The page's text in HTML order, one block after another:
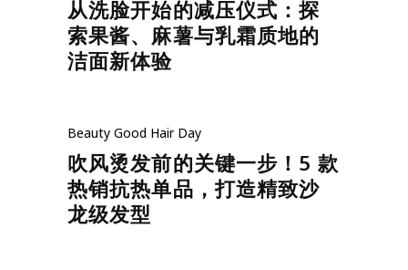
从洗脸开始的减压仪式：探
索果酱、麻薯与乳霜质地的
洁面新体验
Beauty Good Hair Day
吹风烫发前的关键一步！5 款
热销抗热单品，打造精致沙
龙级发型